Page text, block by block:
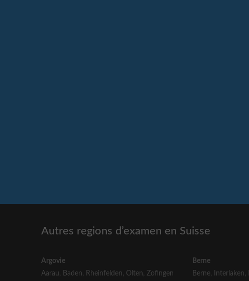
Autres regions d’examen en Suisse
Argovie
Aarau, Baden, Rheinfelden, Olten,Zofingen
Berne
Berne, Interlaken,